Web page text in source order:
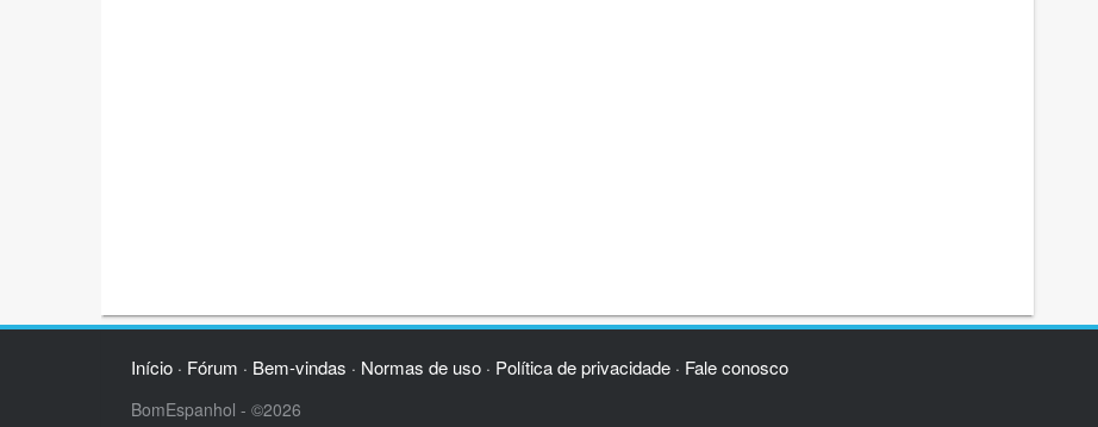
Início· Fórum · Bem-vindas · Normas de uso· Política de privacidade· Fale conosco
BomEspanhol - ©2026